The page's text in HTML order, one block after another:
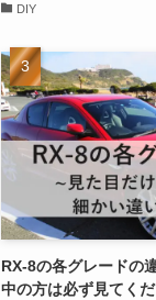
DIY
RX-8の各グレードの
中の方は必ず見てくだ